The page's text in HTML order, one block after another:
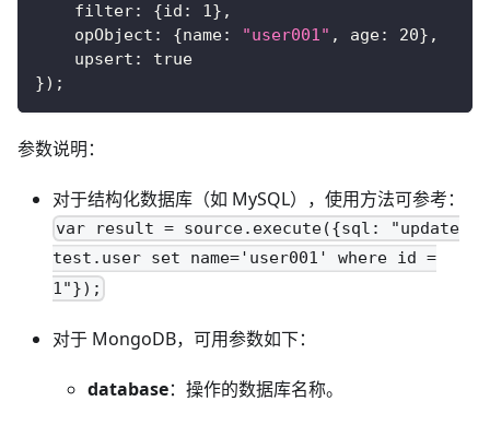
filter: {id : 1} ,
opObject : {name: "user001" , age: 20} ,
upsert :
true
}) ;
参数说明：
对于结构化数据库（如 MySQL），使用方法可参考：
var result = source.execute({sql: "update
test.user set name='user001' where id =
1"});
对于 MongoDB，可用参数如下：
database：操作的数据库名称。